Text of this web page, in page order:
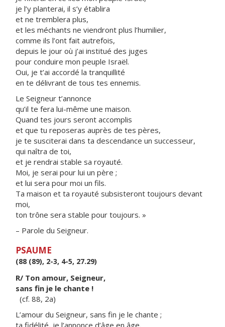
je l’y planterai, il s’y établira
et ne tremblera plus,
et les méchants ne viendront plus l’humilier,
comme ils l’ont fait autrefois,
depuis le jour où j’ai institué des juges
pour conduire mon peuple Israël.
Oui, je t’ai accordé la tranquillité
en te délivrant de tous tes ennemis.
Le Seigneur t’annonce
qu’il te fera lui-même une maison.
Quand tes jours seront accomplis
et que tu reposeras auprès de tes pères,
je te susciterai dans ta descendance un successeur,
qui naîtra de toi,
et je rendrai stable sa royauté.
Moi, je serai pour lui un père ;
et lui sera pour moi un fils.
Ta maison et ta royauté subsisteront toujours devant
moi,
ton trône sera stable pour toujours. »
– Parole du Seigneur.
PSAUME
(88 (89), 2-3, 4-5, 27.29)
R/ Ton amour, Seigneur,
sans fin je le chante !
(cf. 88, 2a)
L’amour du Seigneur, sans fin je le chante ;
ta fidélité, je l’annonce d’âge en âge.